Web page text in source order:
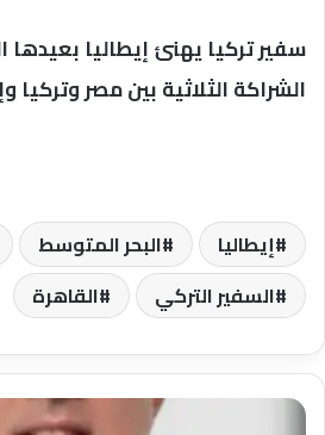
سفير تركيا يهنئ إيطاليا
الشراكة الثلاثية بين مصر وتركيا
إيطاليا البحر المتوسط
السفير التركي
القاهرة
السيسي